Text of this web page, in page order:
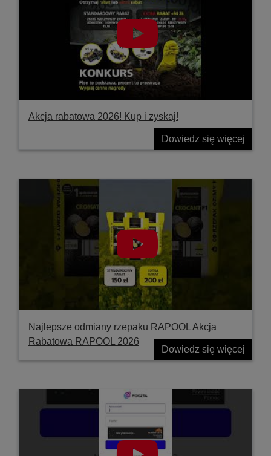
Akcja rabatowa 2026! Kup i zyskaj!
Dowiedz się więcej
Najlepsze odmiany rzepaku RAPOOL Akcja
Rabatowa RAPOOL 2026
Dowiedz się więcej